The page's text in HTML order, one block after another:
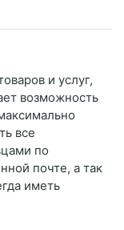
и услуг,
возможность
все
по
почте, а так
иметь